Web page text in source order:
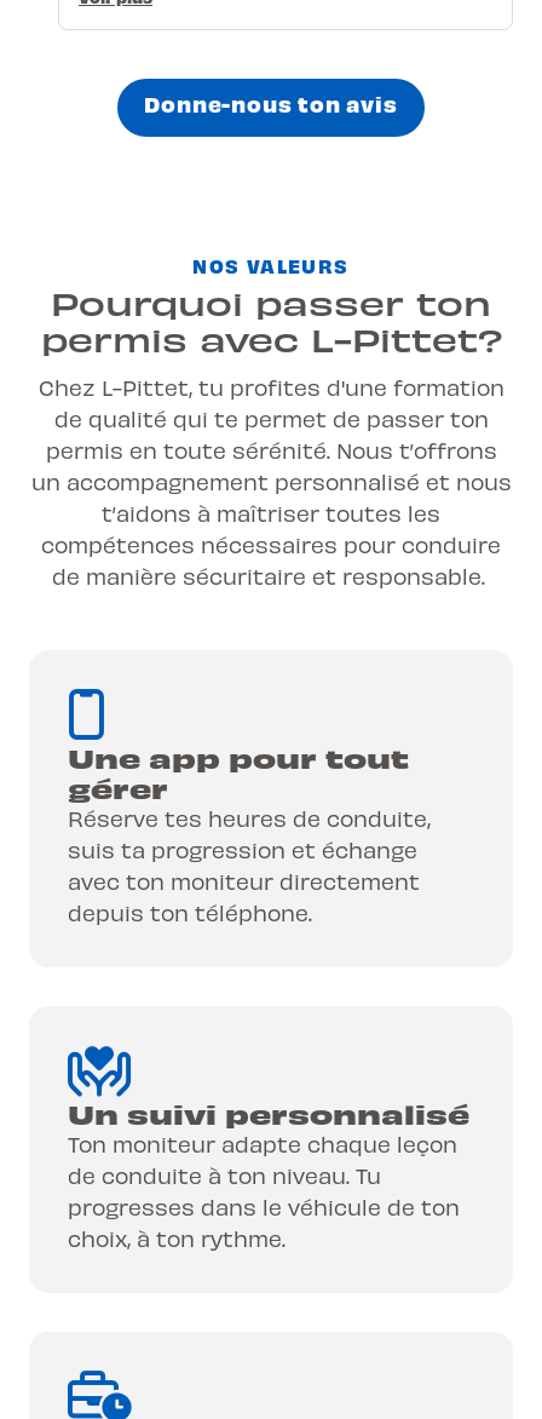
Donne-nous ton avis
NOS VALEURS
Pourquoi passer ton
permis avec L-Pittet?
Chez L-Pittet, tu profites d'une formation
de qualité qui te permet de passer ton
permis en toute sérénité. Nous t’offrons
un accompagnement personnalisé et nous
t’aidons à maîtriser toutes les
compétences nécessaires pour conduire
de manière sécuritaire et responsable.
Une app pour tout
gérer
Réserve tes heures de conduite,
suis ta progression et échange
avec ton moniteur directement
depuis ton téléphone.
Un suivi personnalisé
Ton moniteur adapte chaque leçon
de conduite à ton niveau. Tu
progresses dans le véhicule de ton
choix, à ton rythme.